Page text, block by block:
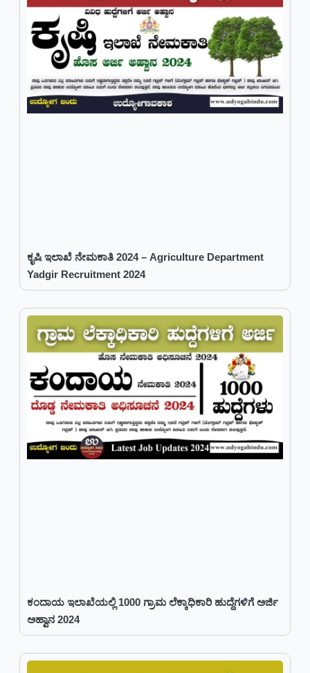
ಕೃಷಿ ಇಲಾಖೆ ನೇಮಕಾತಿ 2024 – Agriculture Department
Yadgir Recruitment 2024
ಕಂದಾಯ ಇಲಾಖೆಯಲ್ಲಿ 1000 ಗ್ರಾಮ ಲೆಕ್ಕಾಧಿಕಾರಿ ಹುದ್ದೆಗಳಿಗೆ ಅರ್ಜಿ
ಅಹ್ವಾನ 2024